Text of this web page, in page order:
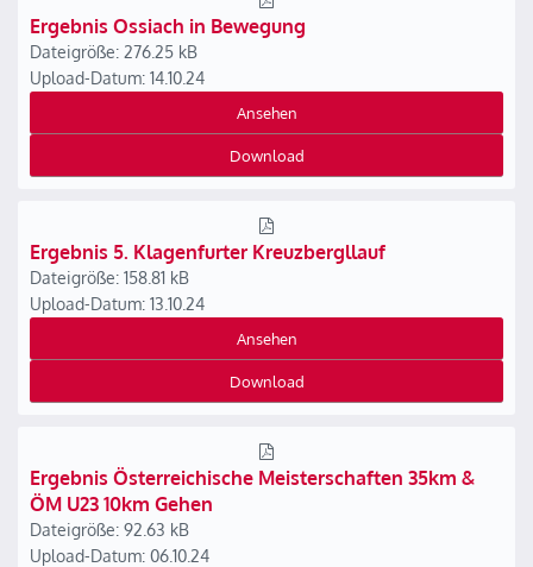
Ergebnis Ossiach in Bewegung
Dateigröße: 276.25 kB
Upload-Datum: 14.10.24
Ansehen
Download
Ergebnis 5. Klagenfurter Kreuzbergllauf
Dateigröße: 158.81 kB
Upload-Datum: 13.10.24
Ansehen
Download
Ergebnis Österreichische Meisterschaften 35km &
ÖM U23 10km Gehen
Dateigröße: 92.63 kB
Upload-Datum: 06.10.24